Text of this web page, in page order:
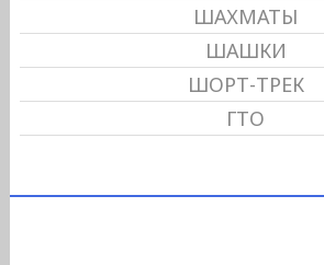
ШАХМАТЫ
ШАШКИ
ШОРТ-ТРЕК
ГТО